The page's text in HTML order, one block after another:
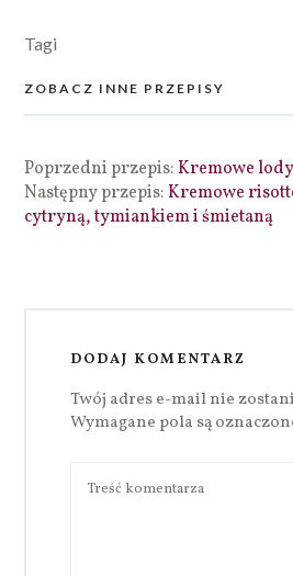
Tagi
ZOBACZ INNE PRZEPISY
Poprzedni przepis:Kremowe
Następny przepis:Kremowe
cytryną, tymiankiem i śmietaną
DODAJ KOMENTARZ
Twój adres e-mail nie
Wymagane pola są